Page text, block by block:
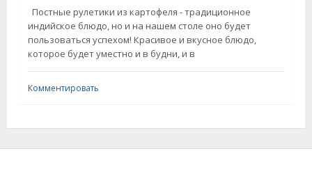
Постные рулетики из картофеля - традиционное
индийское блюдо, но и на нашем столе оно будет
пользоваться успехом! Красивое и вкусное блюдо,
которое будет уместно и в будни, и в
Комментировать